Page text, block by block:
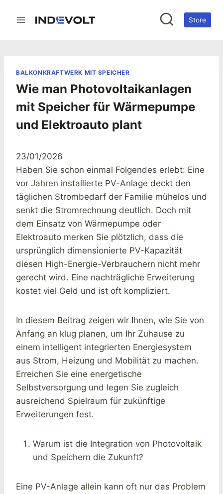
Inhalt
Store
BALKONKRAFTWERK MIT SPEICHER
Wie man Photovoltaikanlagen
mit Speicher für Wärmepumpe
und Elektroauto plant
23/01/2026
Haben Sie schon einmal Folgendes erlebt: Eine
vor Jahren installierte PV-Anlage deckt den
täglichen Strombedarf der Familie mühelos und
senkt die Stromrechnung deutlich. Doch mit
dem Einsatz von Wärmepumpe oder
Elektroauto merken Sie plötzlich, dass die
ursprünglich dimensionierte PV-Kapazität
diesen High-Energie-Verbrauchern nicht mehr
gerecht wird. Eine nachträgliche Erweiterung
kostet viel Geld und ist oft kompliziert.
In diesem Beitrag zeigen wir Ihnen, wie Sie von
Anfang an klug planen, um Ihr Zuhause zu
einem intelligent integrierten Energiesystem
aus Strom, Heizung und Mobilität zu machen.
Erreichen Sie eine energetische
Selbstversorgung und legen Sie zugleich
ausreichend Spielraum für zukünftige
Erweiterungen fest.
Warum ist die Integration von Photovoltaik
und Speichern die Zukunft?
Eine PV-Anlage allein kann oft nur das Problem